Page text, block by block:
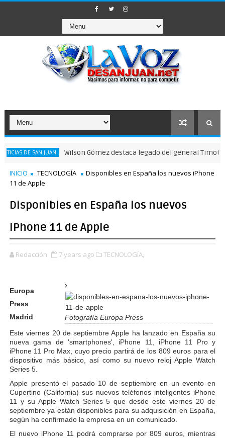
SAN JUAN Wilson Gómez destaca legado del general Timoteo
INICIO TECNOLOGÍA
Disponibles en España los nuevos iPhone
11 de Apple
Disponibles en España los nuevos
iPhone 11 de Apple
Redacción 7 years ago TECNOLOGÍA,
Fotografía Europa Press
Europa
Press
Madrid
Este viernes 20 de septiembre Apple ha lanzado en España su
nueva gama de 'smartphones', iPhone 11, iPhone 11 Pro y
iPhone 11 Pro Max, cuyo precio partirá de los 809 euros para el
dispositivo más básico, así como su nuevo reloj Apple Watch
Series 5.
Apple presentó el pasado 10 de septiembre en un evento en
Cupertino (California) sus nuevos teléfonos inteligentes iPhone
11 y su Apple Watch Series 5 que desde este viernes 20 de
septiembre ya están disponibles para su adquisición en España,
según ha confirmado la empresa en un comunicado.
El nuevo iPhone 11 podrá comprarse por 809 euros, mientras